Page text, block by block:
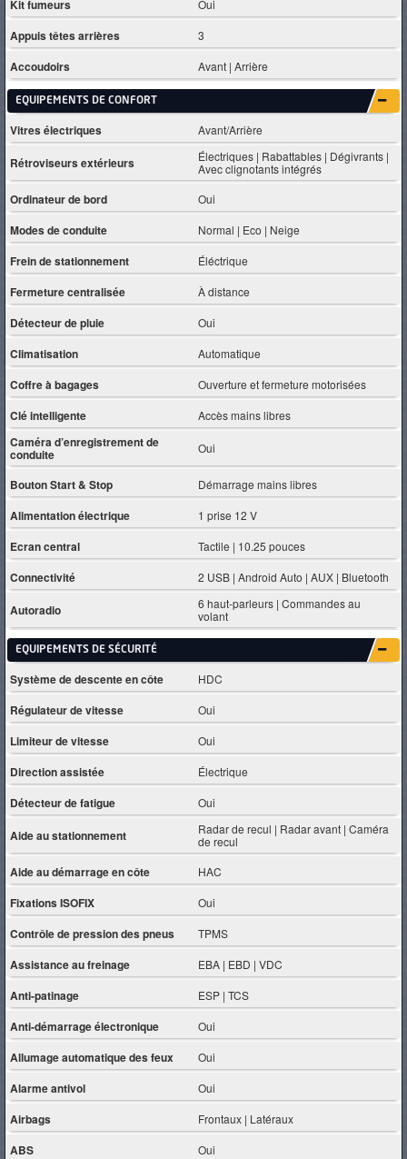
Kit fumeurs Oui
Appuis têtes arrières 3
Accoudoirs Avant | Arrière
EQUIPEMENTS DE CONFORT
Vitres électriques Avant/Arrière
Rétroviseurs extérieurs
Électriques | Rabattables | Dégivrants |
Avec clignotants intégrés
Ordinateur de bord Oui
Modes de conduite Normal | Eco | Neige
Frein de stationnement Éléctrique
Fermeture centralisée À distance
Détecteur de pluie Oui
Climatisation Automatique
Coffre à bagages Ouverture et fermeture motorisées
Clé intelligente Accès mains libres
Caméra d’enregistrement de
conduite Oui
Bouton Start & Stop Démarrage mains libres
Alimentation électrique 1 prise 12 V
Ecran central Tactile | 10.25 pouces
Connectivité 2 USB | Android Auto | AUX | Bluetooth
Autoradio
6 haut-parleurs | Commandes au
volant
EQUIPEMENTS DE SÉCURITÉ
Système de descente en côte HDC
Régulateur de vitesse Oui
Limiteur de vitesse Oui
Direction assistée Électrique
Détecteur de fatigue Oui
Aide au stationnement
Radar de recul | Radar avant | Caméra
de recul
Aide au démarrage en côte HAC
Fixations ISOFIX Oui
Contrôle de pression des pneus TPMS
Assistance au freinage EBA | EBD | VDC
Anti-patinage ESP | TCS
Anti-démarrage électronique Oui
Allumage automatique des feux Oui
Alarme antivol Oui
Airbags Frontaux | Latéraux
ABS Oui